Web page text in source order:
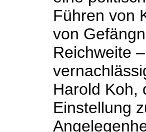
Führen von
von
Reichweite
Harold Koh,
Einstellung